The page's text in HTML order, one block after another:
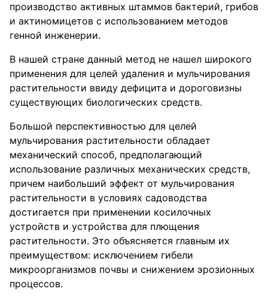
производство активных штаммов бактерий, грибов
и актиномицетов с использованием методов
генной инженерии.
В нашей стране данный метод не нашел широкого
применения для целей удаления и мульчирования
растительности ввиду дефицита и дороговизны
существующих биологических средств.
Большой перспективностью для целей
мульчирования растительности обладает
механический способ, предполагающий
использование различных механических средств,
причем наибольший эффект от мульчирования
растительности в условиях садоводства
достигается при применении косилочных
устройств и устройства для плющения
растительности. Это объясняется главным их
преимуществом: исключением гибели
микроорганизмов почвы и снижением эрозионных
процессов.